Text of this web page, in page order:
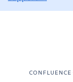
CONFLUENCE